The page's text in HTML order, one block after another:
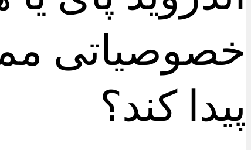
خصوصیاتی
پیدا کند؟